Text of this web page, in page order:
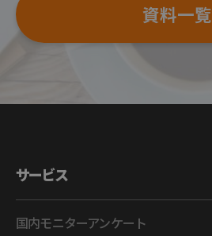
資料一覧
サービス
国内モニターアンケート